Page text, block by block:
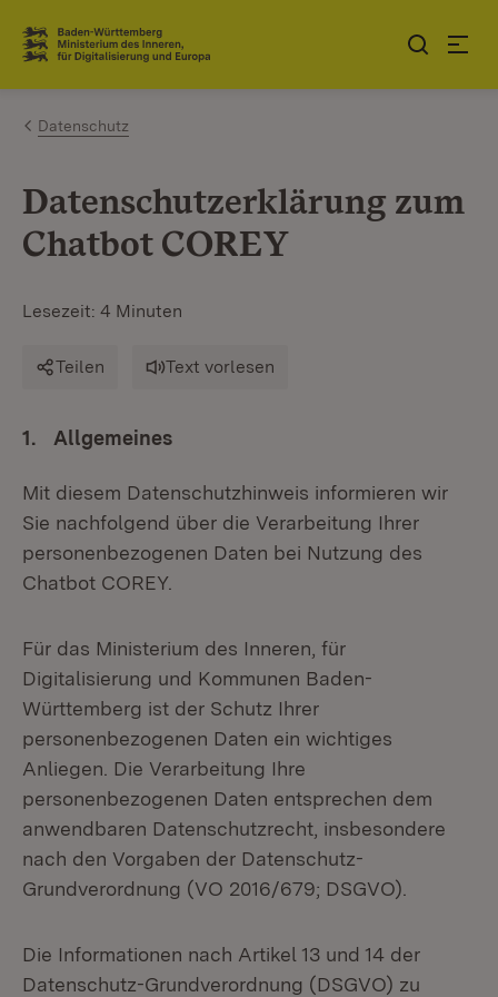
Zum Inhalt springen
Link zur Startseite
Datenschutz
Datenschutzerklärung zum
Chatbot COREY
Lesezeit: 4 Minuten
Teilen Text vorlesen
1. Allgemeines
Mit diesem Datenschutzhinweis informieren wir
Sie nachfolgend über die Verarbeitung Ihrer
personenbezogenen Daten bei Nutzung des
Chatbot COREY.
Für das Ministerium des Inneren, für
Digitalisierung und Kommunen Baden-
Württemberg ist der Schutz Ihrer
personenbezogenen Daten ein wichtiges
Anliegen. Die Verarbeitung Ihre
personenbezogenen Daten entsprechen dem
anwendbaren Datenschutzrecht, insbesondere
nach den Vorgaben der Datenschutz-
Grundverordnung (VO 2016/679; DSGVO).
Die Informationen nach Artikel 13 und 14 der
Datenschutz-Grundverordnung (DSGVO) zu